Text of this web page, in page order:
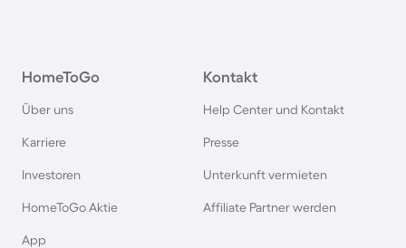
HomeToGo
Über uns
Karriere
Investoren
HomeToGo Aktie
App
Kontakt
Help Center und Kontakt
Presse
Unterkunft vermieten
Affiliate Partner werden